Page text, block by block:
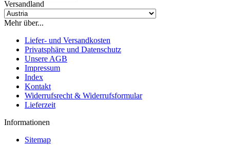
Versandland
Mehr über...
Liefer- und Versandkosten
Privatsphäre und Datenschutz
Unsere AGB
Impressum
Index
Kontakt
Widerrufsrecht & Widerrufsformular
Lieferzeit
Informationen
Sitemap